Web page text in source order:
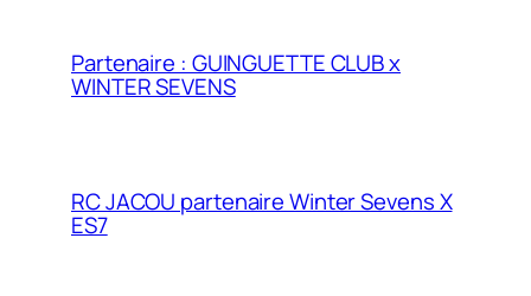
Partenaire : GUINGUETTE CLUB x
WINTER SEVENS
RC JACOU partenaire Winter Sevens X
ES7